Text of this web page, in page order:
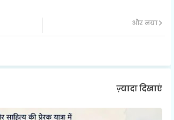
ap
और नया
ज़्यादा दिखाएं